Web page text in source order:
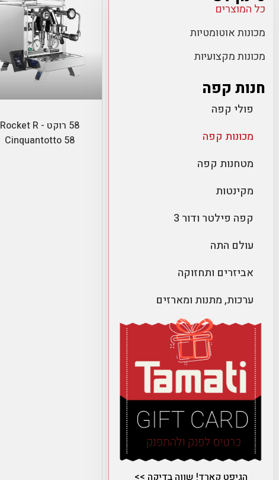
כל המוצרים
מכונות אוטומטיות
מכונות מקצועיות
חנות קפה
פולי קפה
מכונות קפה
מטחנות קפה
מקינטות
קפה פילטר ודור 3
עולם התה
אביזרים ותחזוקה
ערכות, מתנות ומארזים
הגיפט קארד! שווה בדיקה >>
הוספה לסל
58 רוקט - Rocket R
Cinquantotto 58